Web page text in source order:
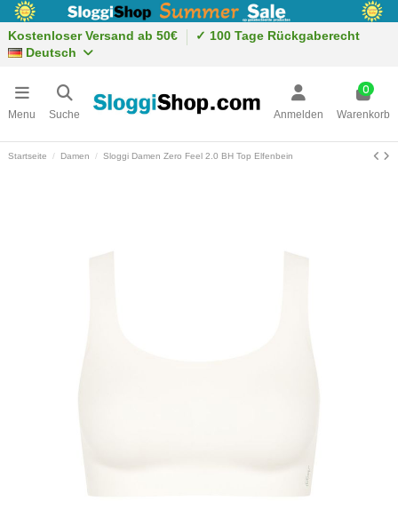
Kostenloser Versand ab 50€
✓ 100 Tage Rückgaberecht
Deutsch
Menu Suche Anmelden
0
Warenkorb
Startseite Damen Sloggi Damen Zero Feel 2.0 BH Top Elfenbein